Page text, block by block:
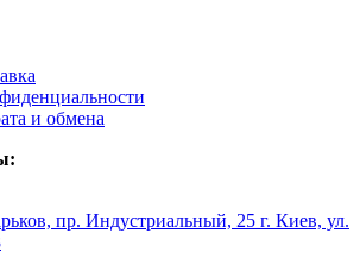
и обмена
пр. Индустриальный, 25 г. Киев, ул.